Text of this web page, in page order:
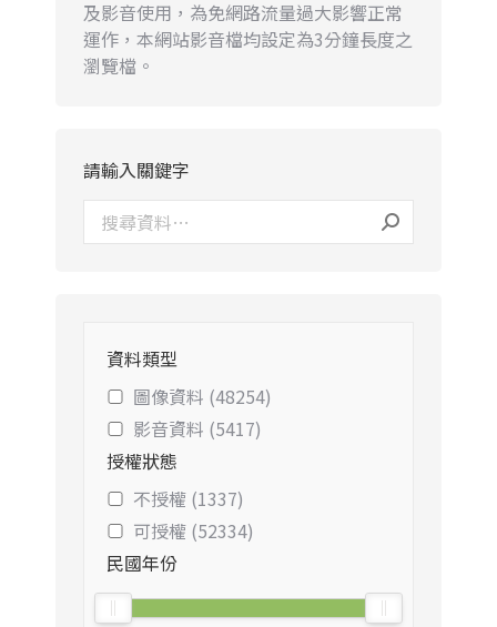
及影音使用，為免網路流量過大影響正常
運作，本網站影音檔均設定為3分鐘長度之
瀏覽檔。
請輸入關鍵字
資料類型
圖像資料 (48254)
影音資料 (5417)
授權狀態
不授權 (1337)
可授權 (52334)
民國年份